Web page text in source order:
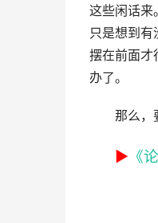
这些闲话来
只是想到
摆在前面才
办了。
那么，
► 《